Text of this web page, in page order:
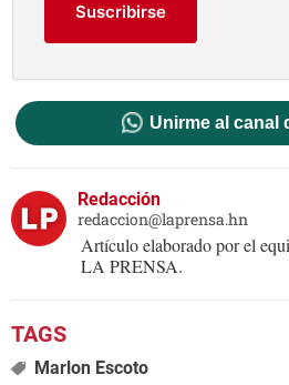
Suscribirse
Unirme al canal
Redacción
redaccion@laprensa.hn
Artículo elaborado por el
LA PRENSA.
Marlon Escoto